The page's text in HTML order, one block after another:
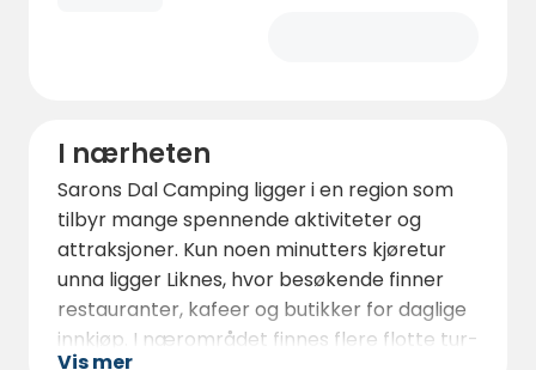
I nærheten
Sarons Dal Camping ligger i en region som
tilbyr mange spennende aktiviteter og
attraksjoner. Kun noen minutters kjøretur
unna ligger Liknes, hvor besøkende finner
restauranter, kafeer og butikker for daglige
innkjøp. I nærområdet finnes flere flotte tur-
Vis mer